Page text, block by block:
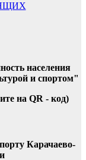
населения
и спортом"
на QR - код)